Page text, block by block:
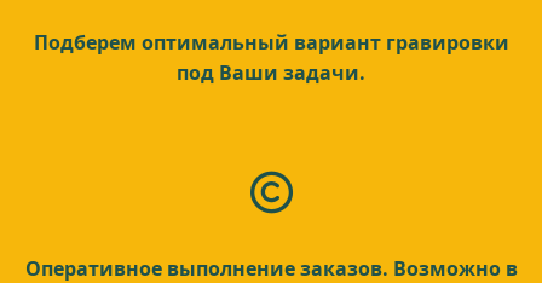
Подберем оптимальный вариант гравировки
под Ваши задачи.
Оперативное выполнение заказов. Возможно в